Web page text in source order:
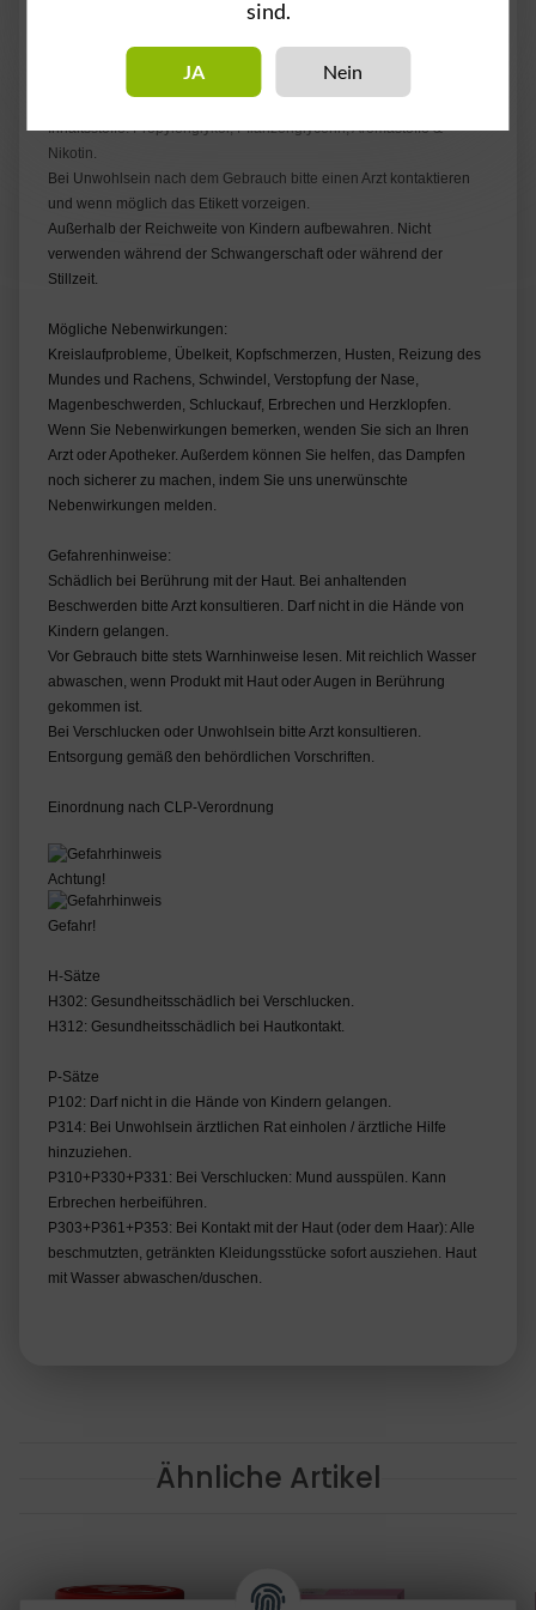
Inhaltsstoffe: Propylenglykol, Pflanzenglycerin, Aromastoffe &
Nikotin.
Bei Unwohlsein nach dem Gebrauch bitte einen Arzt kontaktieren
und wenn möglich das Etikett vorzeigen.
Außerhalb der Reichweite von Kindern aufbewahren. Nicht
verwenden während der Schwangerschaft oder während der
Stillzeit.
Mögliche Nebenwirkungen:
Kreislaufprobleme, Übelkeit, Kopfschmerzen, Husten, Reizung des
Mundes und Rachens, Schwindel, Verstopfung der Nase,
Magenbeschwerden, Schluckauf, Erbrechen und Herzklopfen.
Wenn Sie Nebenwirkungen bemerken, wenden Sie sich an Ihren
Arzt oder Apotheker. Außerdem können Sie helfen, das Dampfen
noch sicherer zu machen, indem Sie uns unerwünschte
Nebenwirkungen melden.
Gefahrenhinweise:
Schädlich bei Berührung mit der Haut. Bei anhaltenden
Beschwerden bitte Arzt konsultieren. Darf nicht in die Hände von
Kindern gelangen.
Vor Gebrauch bitte stets Warnhinweise lesen. Mit reichlich Wasser
abwaschen, wenn Produkt mit Haut oder Augen in Berührung
gekommen ist.
Bei Verschlucken oder Unwohlsein bitte Arzt konsultieren.
Entsorgung gemäß den behördlichen Vorschriften.
Einordnung nach CLP-Verordnung
Achtung!
Gefahr!
H-Sätze
H302: Gesundheitsschädlich bei Verschlucken.
H312: Gesundheitsschädlich bei Hautkontakt.
P-Sätze
P102: Darf nicht in die Hände von Kindern gelangen.
P314: Bei Unwohlsein ärztlichen Rat einholen / ärztliche Hilfe
hinzuziehen.
P310+P330+P331: Bei Verschlucken: Mund ausspülen. Kann
Erbrechen herbeiführen.
P303+P361+P353: Bei Kontakt mit der Haut (oder dem Haar): Alle
beschmutzten, getränkten Kleidungsstücke sofort ausziehen. Haut
mit Wasser abwaschen/duschen.
Ähnliche Artikel
sind.
JA Nein